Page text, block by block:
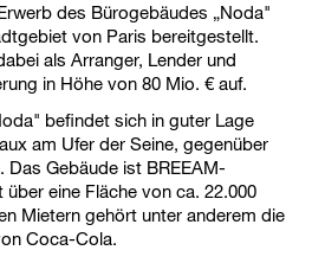
des Bürogebäudes „Noda"
von Paris bereitgestellt.
als Arranger, Lender und
in Höhe von 80 Mio. € auf.
befindet sich in guter Lage
am Ufer der Seine, gegenüber
Das Gebäude ist BREEAM-
eine Fläche von ca. 22.000
Mietern gehört unter anderem die
Coca-Cola.